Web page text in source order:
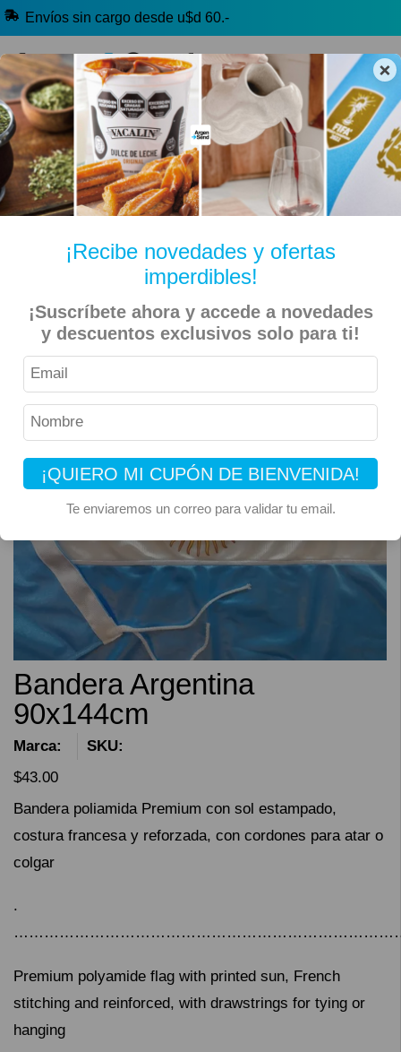
×
¡Recibe novedades y ofertas
imperdibles!
¡Suscríbete ahora y accede a novedades
y descuentos exclusivos solo para ti!
¡QUIERO MI CUPÓN DE BIENVENIDA!
Te enviaremos un correo para validar tu email.
Envíos sin cargo desde u$d 60.-
🔥 Alfajores y Golosinas
🧉 Clásicos argentinos 🏷️ Todas las categorías
Inicio Deportes Fútbol Selección Argentina (AFA)
Bandera Argentina 90x144cm
Bandera Argentina
90x144cm
Marca:
SKU:
$43.00
Bandera poliamida Premium con sol estampado,
costura francesa y reforzada, con cordones para atar o
colgar
.
Premium polyamide flag with printed sun, French
stitching and reinforced, with drawstrings for tying or
hanging